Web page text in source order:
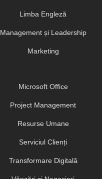
Limba Engleză
Management și Leadership
Marketing
Microsoft Office
Project Management
Resurse Umane
Serviciul Clienți
Transformare Digitală